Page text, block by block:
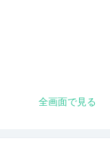
全画面で見る